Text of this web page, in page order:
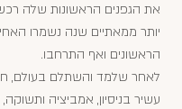
יותר ממאתיים שנה נשמרו
הראשונים ואף התרחבו.
עשיר בניסיון, אמביציה